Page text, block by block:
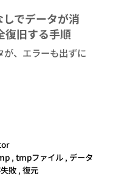
でデータが消
旧する手順
、エラーも出ずに
, tmpファイル , データ
敗 , 復元